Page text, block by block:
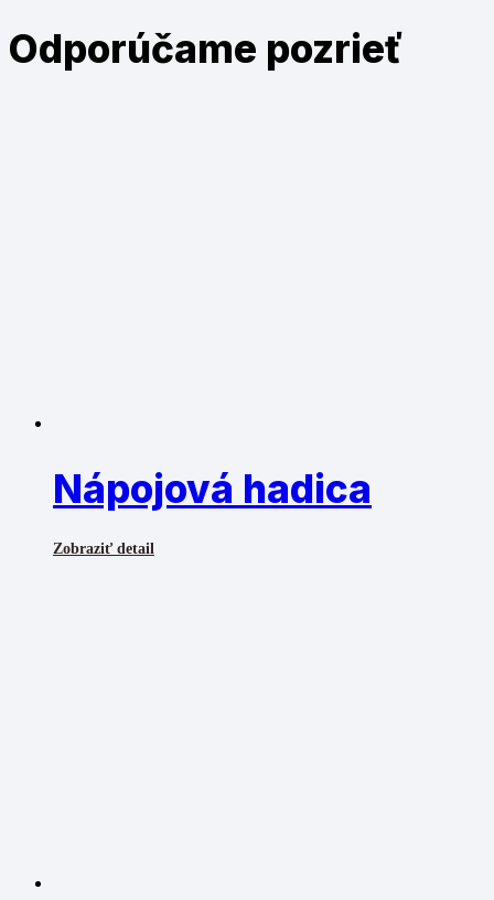
Odporúčame pozrieť
Nápojová hadica
Zobraziť detail